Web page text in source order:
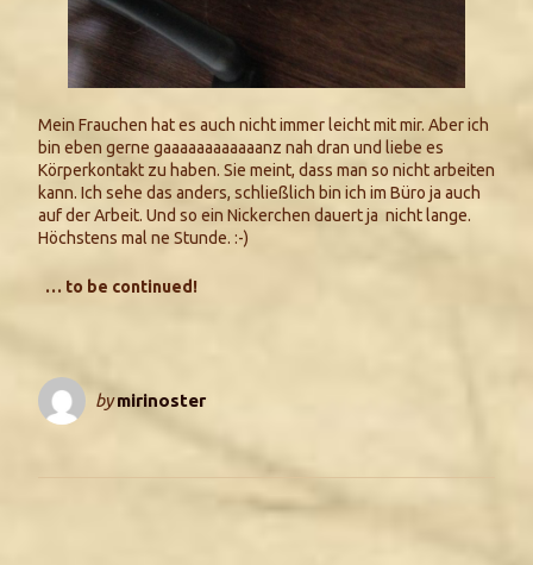
Mein Frauchen hat es auch nicht immer leicht mit mir. Aber ich
bin eben gerne gaaaaaaaaaaaanz nah dran und liebe es
Körperkontakt zu haben. Sie meint, dass man so nicht arbeiten
kann. Ich sehe das anders, schließlich bin ich im Büro ja auch
auf der Arbeit. Und so ein Nickerchen dauert ja nicht lange.
Höchstens mal ne Stunde. :-)
… to be continued!
bymirinoster